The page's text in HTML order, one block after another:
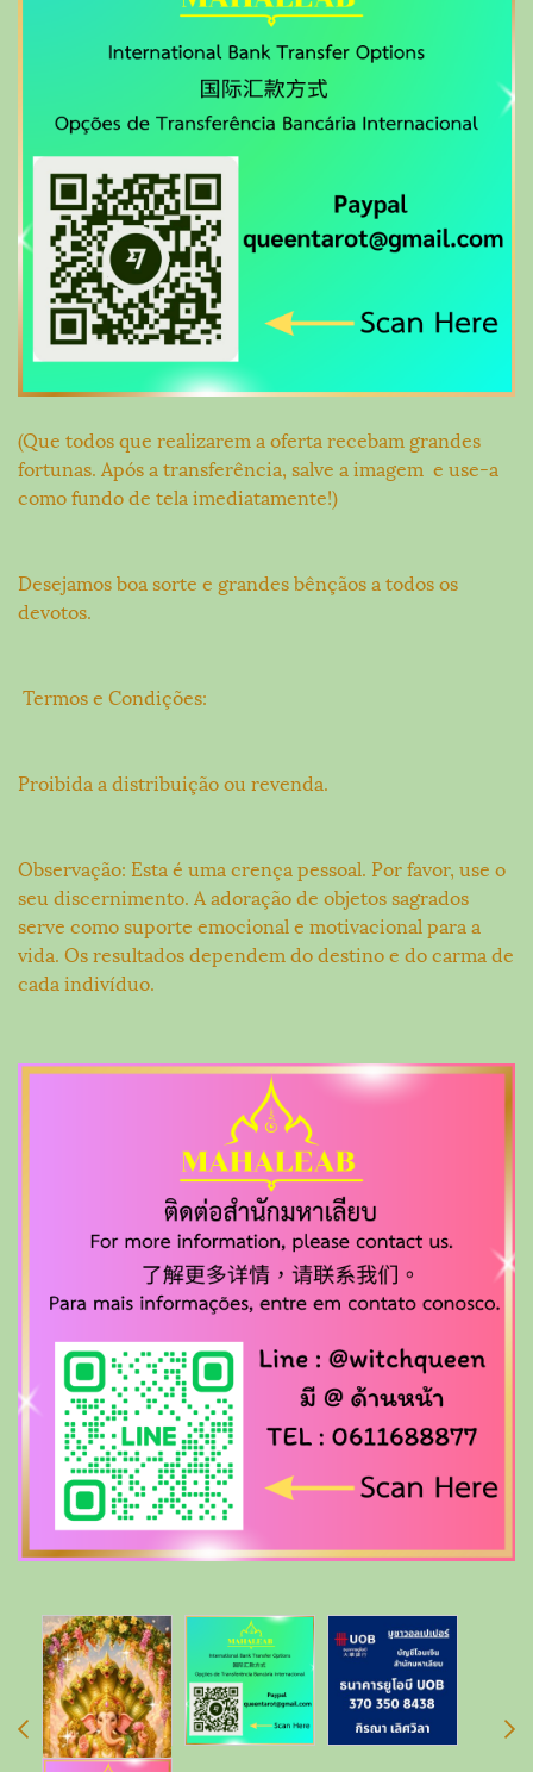
(Que todos que realizarem a oferta recebam grandes
fortunas. Após a transferência, salve a imagem e use-a
como fundo de tela imediatamente!)
Desejamos boa sorte e grandes bênçãos a todos os
devotos.
Termos e Condições:
Proibida a distribuição ou revenda.
Observação: Esta é uma crença pessoal. Por favor, use o
seu discernimento. A adoração de objetos sagrados
serve como suporte emocional e motivacional para a
vida. Os resultados dependem do destino e do carma de
cada indivíduo.